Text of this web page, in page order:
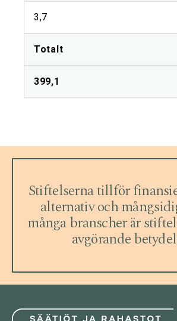
3,7
Totalt
399,1
Stiftelserna tillför
alternativ och
många branscher är
avgörande